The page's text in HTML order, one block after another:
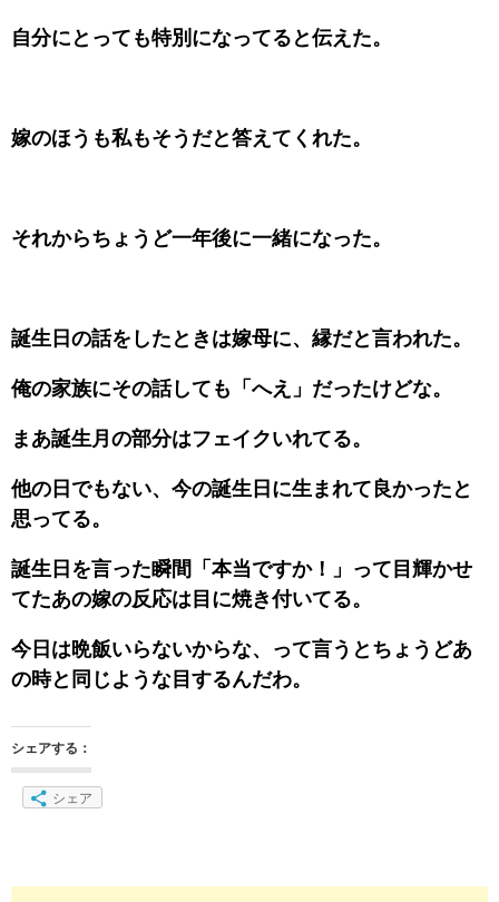
自分にとっても特別になってると伝えた。
嫁のほうも私もそうだと答えてくれた。
それからちょうど一年後に一緒になった。
誕生日の話をしたときは嫁母に、縁だと言われた。
俺の家族にその話しても「へえ」だったけどな。
まあ誕生月の部分はフェイクいれてる。
他の日でもない、今の誕生日に生まれて良かったと
思ってる。
誕生日を言った瞬間「本当ですか！」って目輝かせ
てたあの嫁の反応は目に焼き付いてる。
今日は晩飯いらないからな、って言うとちょうどあ
の時と同じような目するんだわ。
シェアする：
シェア